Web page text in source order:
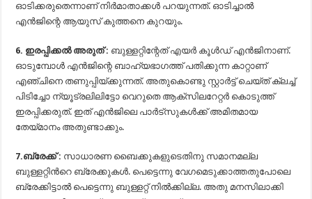
ഓടിക്കരുതെന്നാണ് നിര്‍മാതാക്കള്‍ പറയുന്നത്. ഓടിച്ചാല്‍
എന്‍ജിന്റെ ആയുസ് കുത്തനെ കുറയും.
6. ഇരപ്പിക്കല്‍ അരുത് : ബുള്ളറ്റിന്റേത് എയര്‍ കൂള്‍ഡ് എന്‍ജിനാണ്.
ഓടുമ്പോള്‍ എന്‍ജിന്റെ ബാഹ്യഭാഗത്ത് പതിക്കുന്ന കാറ്റാണ്
എഞ്ചിനെ തണുപ്പിയ്ക്കുന്നത്. അതുകൊണ്ടു സ്റ്റാര്‍ട്ട് ചെയ്ത് ക്ലച്ച്
പിടിച്ചോ ന്യൂട്രലിലിട്ടോ വെറുതെ ആക്സിലറേറ്റര്‍ കൊടുത്ത്
ഇരപ്പിക്കരുത്. ഇത് എന്‍ജിലെ പാര്‍ട്‍സുകള്‍ക്ക് അമിതമായ
തേയ്മാനം അതുണ്ടാക്കും.
7.ബ്രേക്ക് : സാധാരണ ബൈക്കുകളുടെതിനു സമാനമല്ല
ബുള്ളറ്റിന്‍റെ ബ്രേക്കുകള്‍. പെട്ടെന്നു വേഗമെടുക്കാത്തതുപോലെ
ബ്രേക്കിട്ടാല്‍ പെട്ടെന്നു ബുള്ളറ്റ് നില്‍ക്കില്ല. അതു മനസിലാക്കി